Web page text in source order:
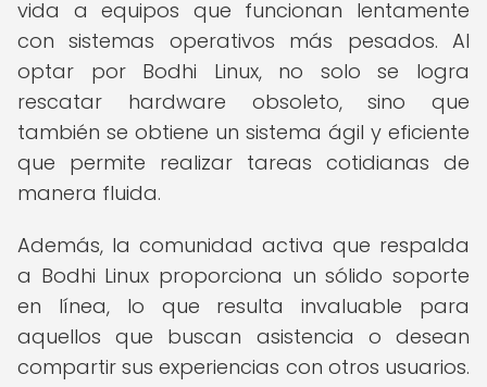
vida a equipos que funcionan lentamente
con sistemas operativos más pesados. Al
optar por Bodhi Linux, no solo se logra
rescatar hardware obsoleto, sino que
también se obtiene un sistema ágil y eficiente
que permite realizar tareas cotidianas de
manera fluida.
Además, la comunidad activa que respalda
a Bodhi Linux proporciona un sólido soporte
en línea, lo que resulta invaluable para
aquellos que buscan asistencia o desean
compartir sus experiencias con otros usuarios.